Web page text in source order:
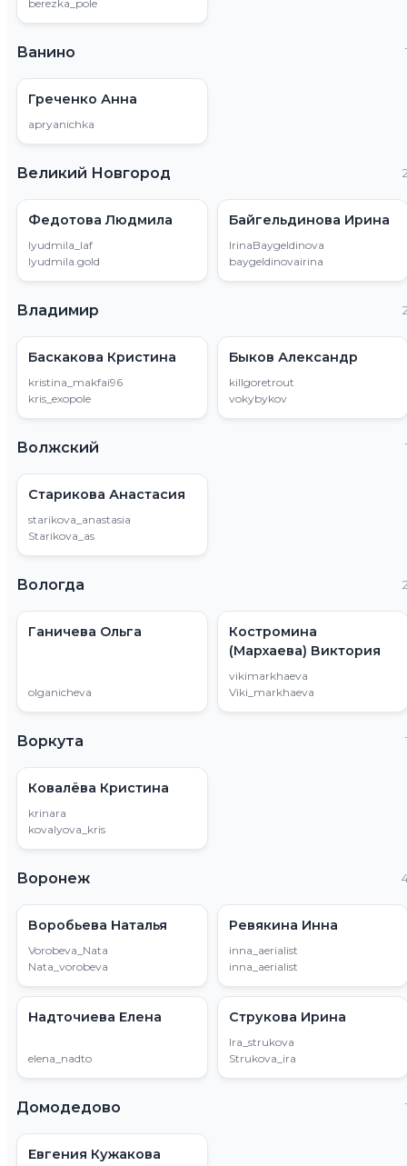
berezka_pole
Ванино
Греченко Анна
apryanichka
Великий Новгород
Федотова Людмила
lyudmila_laf
lyudmila.gold
Байгельдинова Ирина
IrinaBaygeldinova
baygeldinovairina
Владимир
Баскакова Кристина
kristina_makfai96
kris_exopole
Быков Александр
killgoretrout
vokybykov
Волжский
Старикова Анастасия
starikova_anastasia
Starikova_as
Вологда
Ганичева Ольга
olganicheva
Костромина
(Мархаева) Виктория
vikimarkhaeva
Viki_markhaeva
Воркута
Ковалёва Кристина
krinara
kovalyova_kris
Воронеж
Воробьева Наталья
Vorobeva_Nata
Nata_vorobeva
Ревякина Инна
inna_aerialist
inna_aerialist
Надточиева Елена
elena_nadto
Струкова Ирина
lra_strukova
Strukova_ira
Домодедово
Евгения Кужакова